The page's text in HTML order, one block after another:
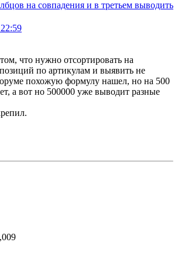
на совпадения и в третьем выводить
что нужно отсортировать на
по артикулам и выявить не
похожую формулу нашел, но на 500
а вот но 500000 уже выводит разные